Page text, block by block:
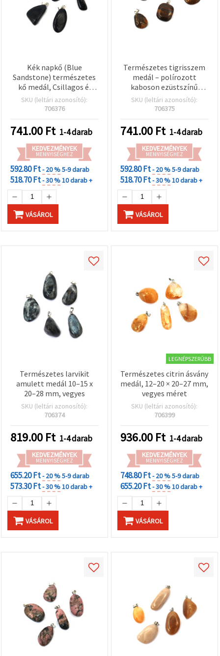
Kék napkő (Blue
Sandstone) természetes
kő medál, Csillagos éj
fekete‑kék, polírozott
ovális/könnycsepp vegyes
akasztóval, 1 db, kb. 8–20
x 18–30 mm – DIY
nyaklánc‑ és
ékszerkészítéshez
SKU (leltári azonosító):
706376
741.00 Ft 1-4 darab
KEDVEZMÉNYEK
MENNYISÉGHEZ
592.80 Ft- 20 %5-9 darab
518.70 Ft- 30 %10 darab +
VÁSÁROL
Természetes tigrisszem
medál – polírozott
kaboson ezüstszínű
akasztóval, vegyes
formájú, aranybarna
12–20 x 18–26 mm, DIY
ékszerkészítéshez és
nyakláncokhoz
SKU (leltári azonosító):
706375
741.00 Ft 1-4 darab
KEDVEZMÉNYEK
MENNYISÉGHEZ
592.80 Ft- 20 %5-9 darab
518.70 Ft- 30 %10 darab +
VÁSÁROL
Természetes larvikit
amulett medál 10–15 x
20–28 mm, vegyes
SKU (leltári azonosító):
706374
819.00 Ft 1-4 darab
KEDVEZMÉNYEK
MENNYISÉGHEZ
655.20 Ft- 20 %5-9 darab
573.30 Ft- 30 %10 darab +
VÁSÁROL
LEGNÉPSZERŰBB
Természetes citrin ásvány
medál, 12–20 × 20–27 mm,
vegyes méret
SKU (leltári azonosító):
706399
936.00 Ft 1-4 darab
KEDVEZMÉNYEK
MENNYISÉGHEZ
748.80 Ft- 20 %5-9 darab
655.20 Ft- 30 %10 darab +
VÁSÁROL